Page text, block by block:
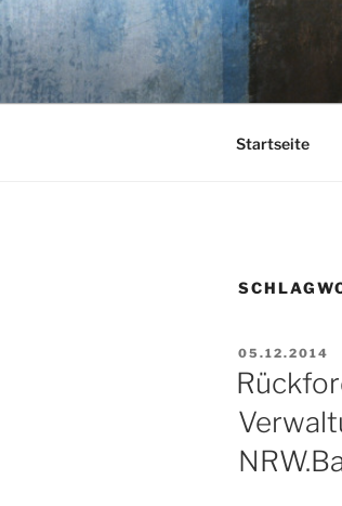
Zum
Inhalt
springen
KEHL
Startseite
AM
05.12.2014